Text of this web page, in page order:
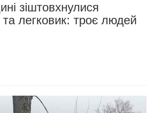
зіштовхнулися
та легковик: троє людей